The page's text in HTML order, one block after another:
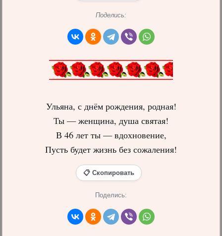
Поделись:
Ульяна, с днём рождения, родная!
Ты — женщина, душа святая!
В 46 лет ты — вдохновение,
Пусть будет жизнь без сожаления!
📋 Скопировать
Поделись: